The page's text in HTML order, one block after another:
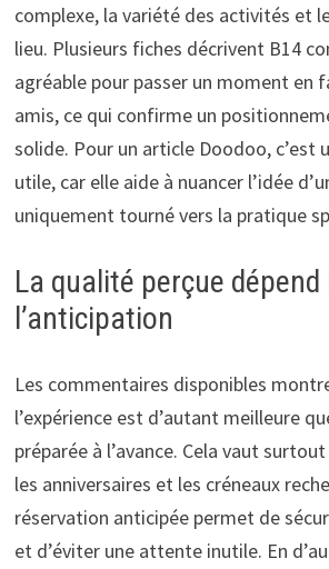
complexe, la variété des activités et
lieu. Plusieurs fiches décrivent B14
agréable pour passer un moment en
amis, ce qui confirme un
solide. Pour un article Doodoo, c’est
utile, car elle aide à nuancer l’idée
uniquement tourné vers la pratique
La qualité perçue
l’anticipation
Les commentaires disponibles
l’expérience est d’autant meilleure
préparée à l’avance. Cela vaut
les anniversaires et les créneaux
réservation anticipée permet de
et d’éviter une attente inutile. En